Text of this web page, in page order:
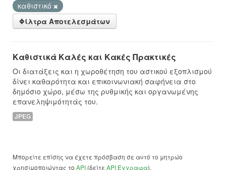
καθιστικό
Φίλτρα Αποτελεσμάτων
Καθιστικά Καλές και Κακές Πρακτικές
Οι διατάξεις και η χωροθέτηση του αστικού εξοπλισμού
δίνει καθαρότητα και επικοινωνιακή σαφήνεια στο
δημόσιο χώρο, μέσω της ρυθμικής και οργανωμένης
επανεληψιμότητάς του.
JPEG
Μπορείτε επίσης να έχετε πρόσβαση σε αυτό το μητρώο
χρησιμοποιώντας το API (δείτε API Έγγραφα).